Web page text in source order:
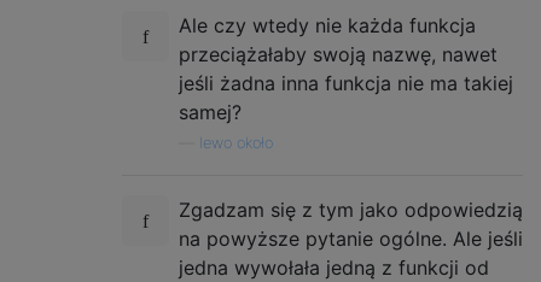
Ale czy wtedy nie każda funkcja
przeciążałaby swoją nazwę, nawet
jeśli żadna inna funkcja nie ma takiej
samej?
lewo około
Zgadzam się z tym jako odpowiedzią
na powyższe pytanie ogólne. Ale jeśli
jedna wywołała jedną z funkcji od